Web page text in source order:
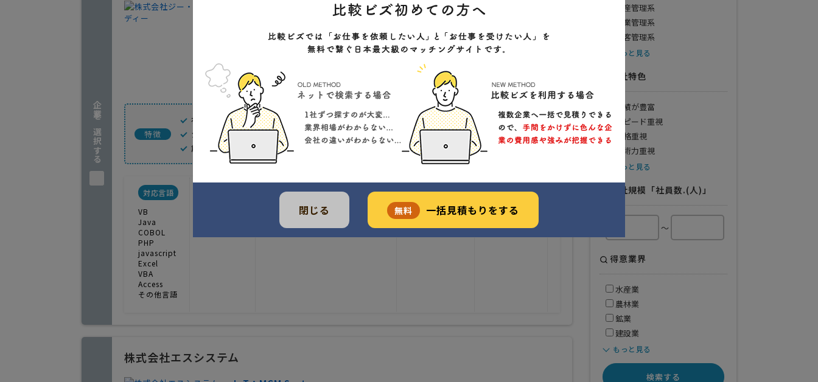
企業を選択する
アプリケーションを作るならＧＳＤ
御社に役立つアプリケーションを制作します
実績 クチコミ
特徴
社会貢献の一環としてworld community gridに参加
システム開発・ソフトウェア開発向け人材派遣にも対応可能
創業から20年以上で勝ち得た「信頼」と「実績」がある
対応言語
VB
Java
COBOL
PHP
javascript
Excel
VBA
Access
その他言語
得意分野
受発注管理系
GPS・GIS(地図情報)
会社特色
デザイン力重視
会社規模
30人
株式会社エスシステム
生産管理系
営業管理系
顧客管理系
もっと見る
会社特色
実績が豊富
スピード重視
価格重視
技術力重視
もっと見る
会社規模「社員数.(人)」
～
得意業界
水産業
農林業
鉱業
建設業
もっと見る
検索する
閉じる 無料 一括見積もりをする